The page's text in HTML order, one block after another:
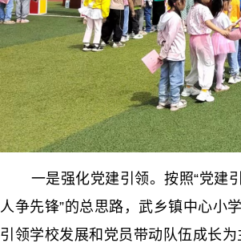
一是强化党建引领。按照“党建
人争先锋”的总思路，武乡镇中心小
引领学校发展和党员带动队伍成长